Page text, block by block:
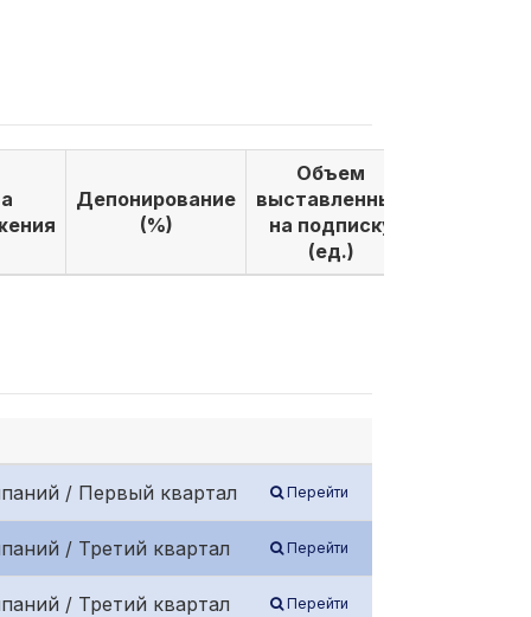
Депонирование
(%)
Объем
выставленных
на подписку
(ед.)
/ Первый квартал Перейти
/ Третий квартал Перейти
/ Третий квартал Перейти